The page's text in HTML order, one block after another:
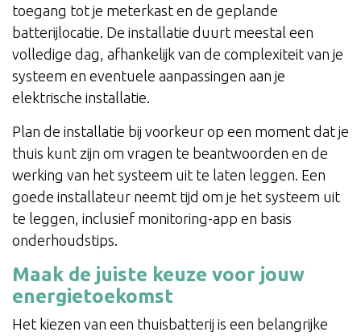
toegang tot je meterkast en de geplande
batterijlocatie. De installatie duurt meestal een
volledige dag, afhankelijk van de complexiteit van je
systeem en eventuele aanpassingen aan je
elektrische installatie.
Plan de installatie bij voorkeur op een moment dat je
thuis kunt zijn om vragen te beantwoorden en de
werking van het systeem uit te laten leggen. Een
goede installateur neemt tijd om je het systeem uit
te leggen, inclusief monitoring-app en basis
onderhoudstips.
Maak de juiste keuze voor jouw
energietoekomst
Het kiezen van een thuisbatterij is een belangrijke